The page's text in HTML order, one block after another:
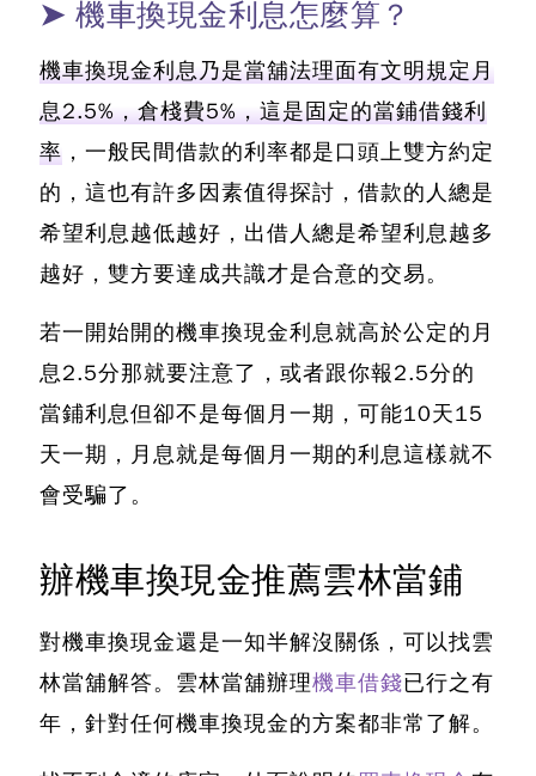
➤ 機車換現金利息怎麼算？
機車換現金利息乃是當舖法理面有文明規定月
息2.5%，倉棧費5%，這是固定的當鋪借錢利
率 ，一般民間借款的利率都是口頭上雙方約定
的，這也有許多因素值得探討，借款的人總是
希望利息越低越好，出借人總是希望利息越多
越好，雙方要達成共識才是合意的交易。
若一開始開的機車換現金利息就高於公定的月
息2.5分那就要注意了，或者跟你報2.5分的
當鋪利息但卻不是每個月一期，可能10天15
天一期，月息就是每個月一期的利息這樣就不
會受騙了。
辦機車換現金推薦雲林當鋪
對機車換現金還是一知半解沒關係，可以找雲
林當舖解答。雲林當舖辦理機車借錢已行之有
年，針對任何機車換現金的方案都非常了解。